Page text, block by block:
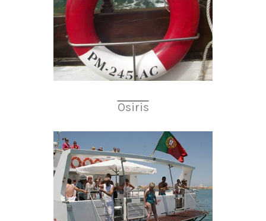
Osiris